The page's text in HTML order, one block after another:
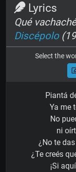
Lyrics
Qué
Discépolo
Select the
Piantá
Ya me
No
ni
¿No te
¿Te creés
¡Si